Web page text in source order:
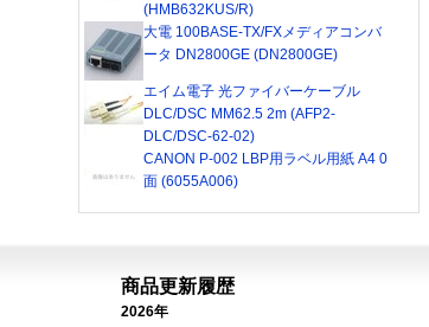
(HMB632KUS/R)
大電 100BASE-TX/FXメディアコンバ
ータ DN2800GE (DN2800GE)
エイム電子 光ファイバーケーブル
DLC/DSC MM62.5 2m (AFP2-
DLC/DSC-62-02)
CANON P-002 LBP用ラベル用紙 A4 0
面 (6055A006)
商品更新履歴
2026年